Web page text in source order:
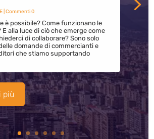
| Commenti 0
è possibile? Come funzionano le
E alla luce di ciò che emerge come
di collaborare? Sono solo
domande di commercianti e
che stiamo supportando
più